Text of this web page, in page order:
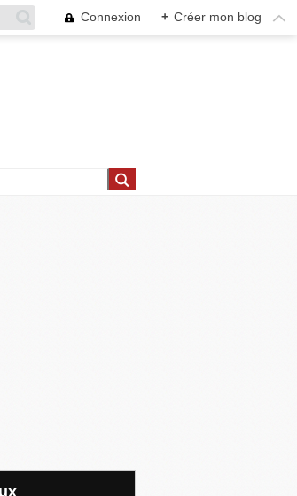
Connexion + Créer mon blog